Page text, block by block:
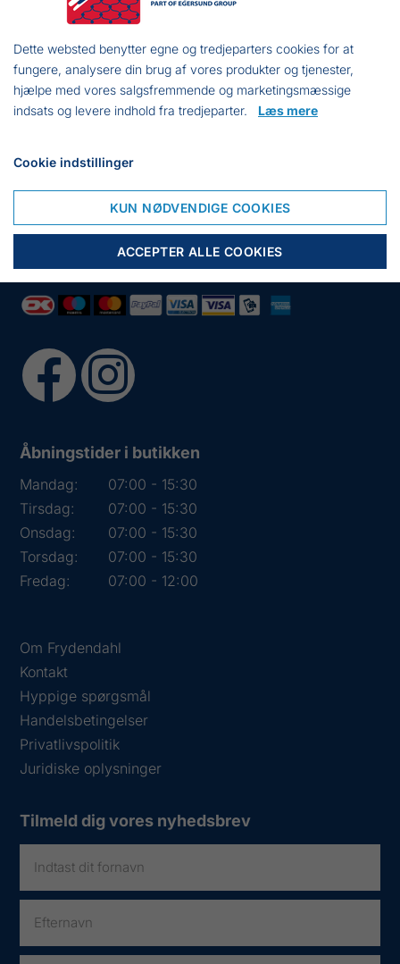
årer ombord.
6950 Ringkøbing
+45 97 31 13 11
Mail: fiskenet@frydendahl.com
DK 15891645
Åbningstider i butikken
Mandag:
07:00 - 15:30
Tirsdag:
07:00 - 15:30
Onsdag:
07:00 - 15:30
Torsdag:
07:00 - 15:30
Fredag:
07:00 - 12:00
Om Frydendahl
Kontakt
Hyppige spørgsmål
Handelsbetingelser
Privatlivspolitik
Juridiske oplysninger
Tilmeld dig vores nyhedsbrev
Dette websted benytter egne og tredjeparters cookies for at
fungere, analysere din brug af vores produkter og tjenester,
hjælpe med vores salgsfremmende og marketingsmæssige
indsats og levere indhold fra tredjeparter. Læs mere
Cookie indstillinger
KUN NØDVENDIGE COOKIES
ACCEPTER ALLE COOKIES